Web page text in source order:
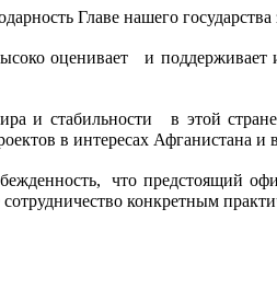
Главе нашего
оценивает и
и стабильности в этой
в интересах Афганистана и
что предстоящий
конкретным